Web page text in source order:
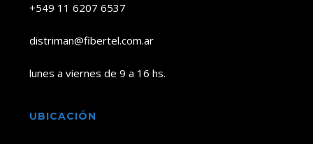
+549 11 6207 6537
distriman@fibertel.com.ar
lunes a viernes de 9 a 16 hs.
UBICACIÓN